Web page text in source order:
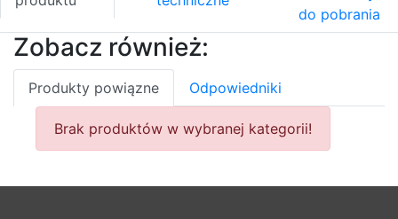
do pobrania
Zobacz również:
Produkty powiązne Odpowiedniki
Brak produktów w wybranej kategorii!